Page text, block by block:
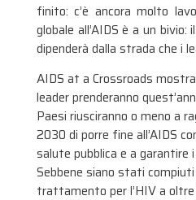
finito: c’è ancora molto
globale all’AIDS è a un
dipenderà dalla strada che i
AIDS at a Crossroads
leader prenderanno
Paesi riusciranno o meno a
2030 di porre fine all’AIDS
salute pubblica e a garantire
Sebbene siano stati
trattamento per l’HIV a